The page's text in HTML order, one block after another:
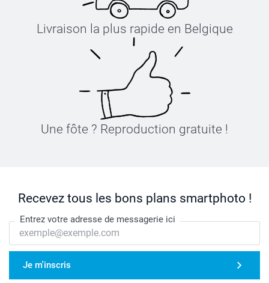
Livraison la plus rapide en Belgique
Une fôte ? Reproduction gratuite !
Recevez tous les bons plans smartphoto !
Entrez votre adresse de messagerie ici
Je m'inscris